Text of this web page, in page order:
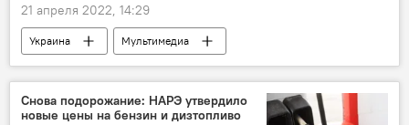
21 апреля 2022, 14:29
Украина
Мультимедиа
Спецоперация России по защите Донбасса
Снова подорожание: НАРЭ утвердило
новые цены на бензин и дизтопливо